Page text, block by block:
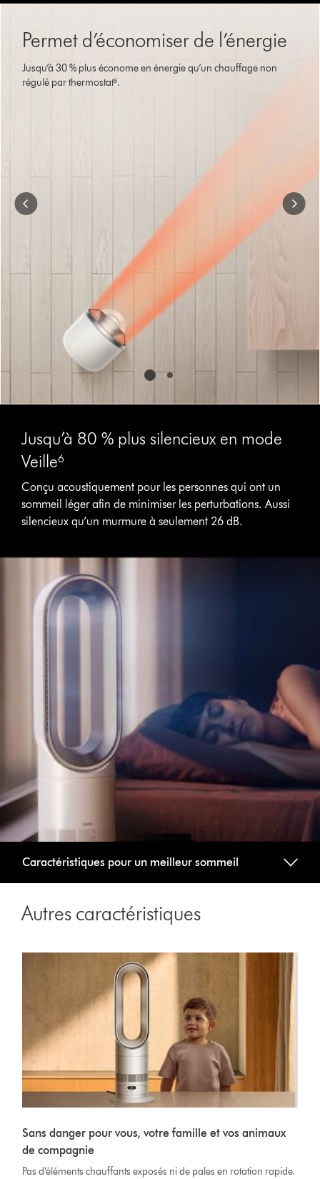
Permet d’économiser de l’énergie
Jusqu’à 30 % plus économe en énergie qu’un chauffage non
régulé par thermostat⁵.
Jusqu’à 80 % plus silencieux en mode
Veille⁶
Conçu acoustiquement pour les personnes qui ont un
sommeil léger afin de minimiser les perturbations. Aussi
silencieux qu’un murmure à seulement 26 dB.
Caractéristiques pour un meilleur sommeil
Autres caractéristiques
Sans danger pour vous, votre famille et vos animaux
de compagnie
Pas d’éléments chauffants exposés ni de pales en rotation rapide.